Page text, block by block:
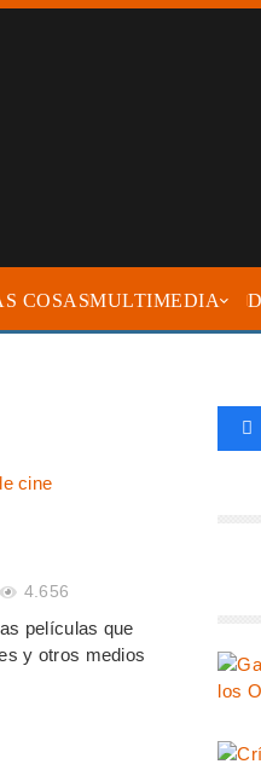
COSASMULTIMEDIA
4.656
películas que
y otros medios